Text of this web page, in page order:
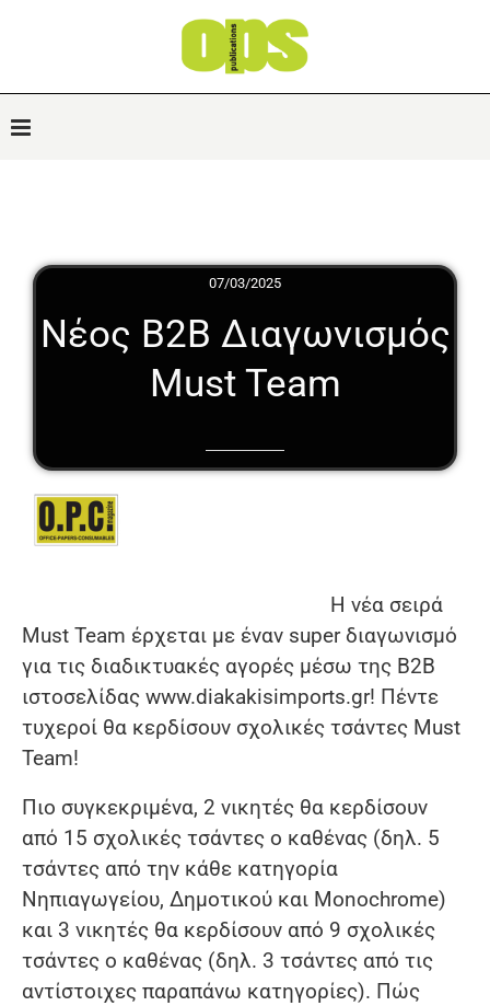
07/03/2025
Νέος Β2Β Διαγωνισμός
Must Team
Η νέα σειρά
Must Team έρχεται με έναν super διαγωνισμό
για τις διαδικτυακές αγορές μέσω της B2B
ιστοσελίδας www.diakakisimports.gr! Πέντε
τυχεροί θα κερδίσουν σχολικές τσάντες Must
Team!
Πιο συγκεκριμένα, 2 νικητές θα κερδίσουν
από 15 σχολικές τσάντες ο καθένας (δηλ. 5
τσάντες από την κάθε κατηγορία
Νηπιαγωγείου, Δημοτικού και Monochrome)
και 3 νικητές θα κερδίσουν από 9 σχολικές
τσάντες ο καθένας (δηλ. 3 τσάντες από τις
αντίστοιχες παραπάνω κατηγορίες). Πώς